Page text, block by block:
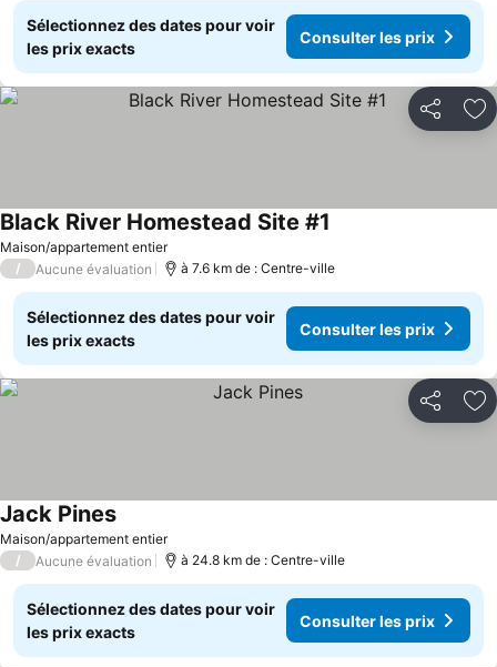
Sélectionnez des dates pour voir
les prix exacts
Consulter les prix
Partager
Maison/appartement entier
Black River Homestead Site #1
/ Aucune évaluation à 7.6 km de : Centre-ville
Sélectionnez des dates pour voir
les prix exacts
Consulter les prix
Partager
Maison/appartement entier
Jack PinesConsulter les prix
/ Aucune évaluation à 24.8 km de : Centre-ville
Sélectionnez des dates pour voir
les prix exacts
Consulter les prix